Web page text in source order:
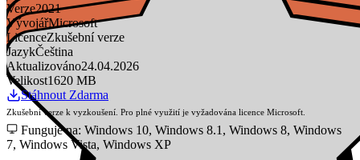
Verze2021
VývojářMicrosoft
LicenceZkušební verze
JazykČeština
Aktualizováno24.04.2026
Velikost1620 MB
Stáhnout Zdarma
Zkušební verze k vyzkoušení. Pro plné využití je vyžadována licence Microsoft.
Funguje na: Windows 10, Windows 8.1, Windows 8, Windows
7, Windows Vista, Windows XP